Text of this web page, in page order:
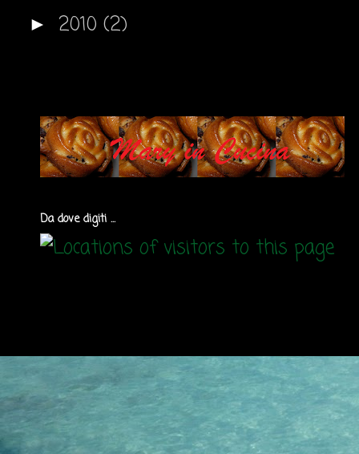
► 2010 (2)
Da dove digiti ...